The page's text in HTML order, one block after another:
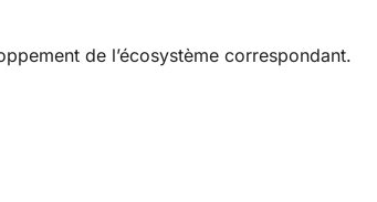
de l’écosystème correspondant.